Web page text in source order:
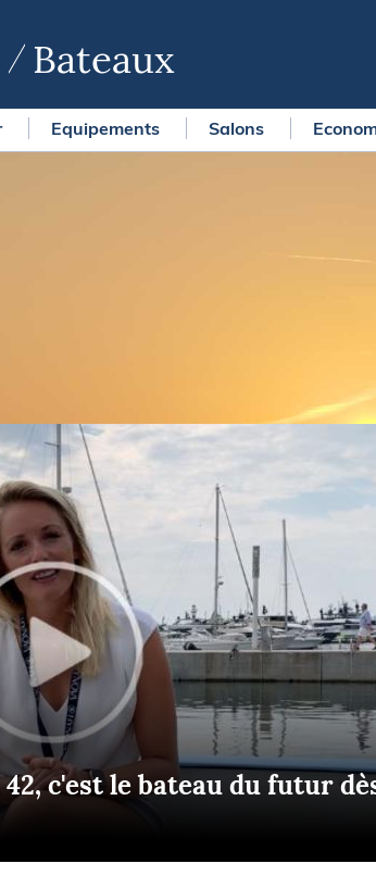
Bateaux
La newsletter
METEO CONSULT Marine
Briefings
FLASH INFO
Equipements Salons
c'est le bateau du futur